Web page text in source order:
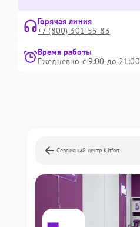
Горячая линия
+7 (800) 301-55-83
Время работы
Ежедневно с 9:00 до 21:00
Сервисный центр Kitfort